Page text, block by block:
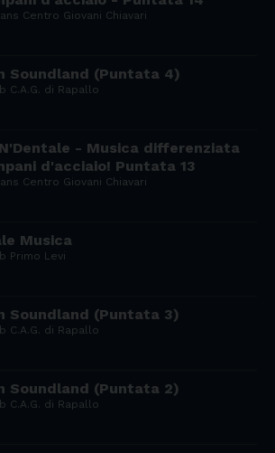
Centro Giovani Chiavari
Soundland (Puntata 4)
C.A.G. di Rapallo
- Musica differenziata
d'acciaio! Puntata 13
Centro Giovani Chiavari
Musica
Primo Levi
Soundland (Puntata 3)
C.A.G. di Rapallo
Soundland (Puntata 2)
C.A.G. di Rapallo